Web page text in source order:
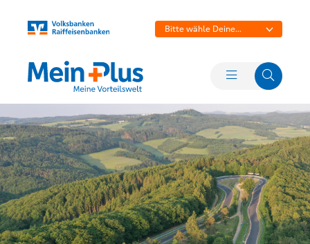
Bitte wähle Deine